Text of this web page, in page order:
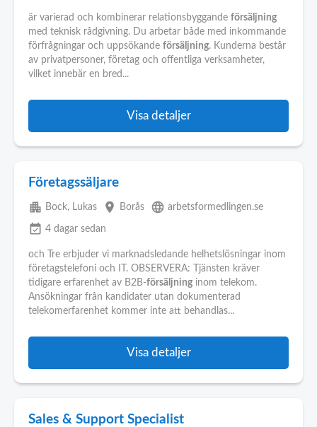
är varierad och kombinerar relationsbyggande försäljning
med teknisk rådgivning. Du arbetar både med inkommande
förfrågningar och uppsökande försäljning. Kunderna består
av privatpersoner, företag och offentliga verksamheter,
vilket innebär en bred...
Visa detaljer
Företagssäljare
apartment Bock, Lukas place Borås language arbetsformedlingen.se
event_available 4 dagar sedan
och Tre erbjuder vi marknadsledande helhetslösningar inom
företagstelefoni och IT. OBSERVERA: Tjänsten kräver
tidigare erfarenhet av B2B-försäljning inom telekom.
Ansökningar från kandidater utan dokumenterad
telekomerfarenhet kommer inte att behandlas...
Visa detaljer
Sales & Support Specialist